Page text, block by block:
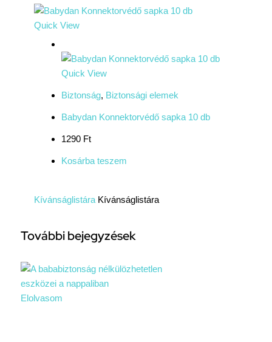
Quick View
Quick View
Biztonság, Biztonsági elemek
Babydan Konnektorvédő sapka 10 db
1290 Ft
Kosárba teszem
KívánságlistáraKívánságlistára
További bejegyzések
Elolvasom